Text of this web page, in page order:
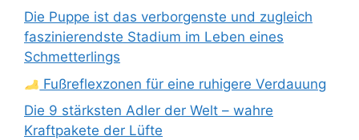
Die Puppe ist das verborgenste und zugleich
faszinierendste Stadium im Leben eines
Schmetterlings
Fußreflexzonen für eine ruhigere Verdauung
Die 9 stärksten Adler der Welt – wahre
Kraftpakete der Lüfte